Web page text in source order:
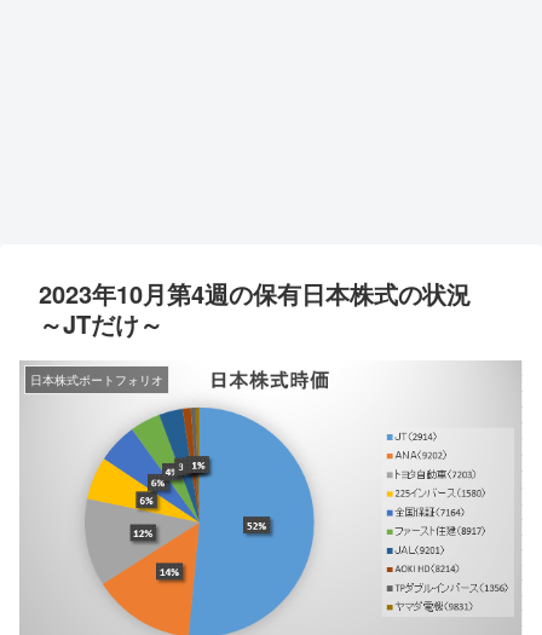
2023年10月第4週の保有日本株式の状況
～JTだけ～
日本株式ポートフォリオ